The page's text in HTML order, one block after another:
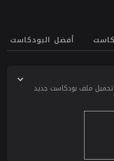
أفضل البودكاست
ملف بودكاست جديد